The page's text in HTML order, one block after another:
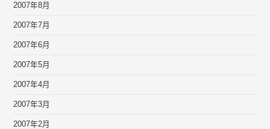
2007年8月
2007年7月
2007年6月
2007年5月
2007年4月
2007年3月
2007年2月